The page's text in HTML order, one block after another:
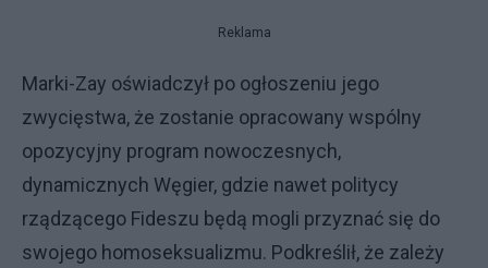
Reklama
Marki-Zay oświadczył po ogłoszeniu jego
zwycięstwa, że zostanie opracowany wspólny
opozycyjny program nowoczesnych,
dynamicznych Węgier, gdzie nawet politycy
rządzącego Fideszu będą mogli przyznać się do
swojego homoseksualizmu. Podkreślił, że zależy